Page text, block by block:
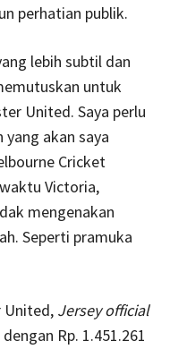
perhatian publik.
lebih subtil dan
untuk
United. Saya perlu
akan saya
Cricket
Victoria,
mengenakan
Seperti pramuka
United, Jersey official
Rp. 1.451.261